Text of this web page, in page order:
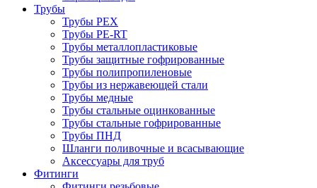
Трубы
Трубы PEX
Трубы PE-RT
Трубы металлопластиковые
Трубы защитные гофрированные
Трубы полипропиленовые
Трубы из нержавеющей стали
Трубы медные
Трубы стальные оцинкованные
Трубы стальные гофрированные
Трубы ПНД
Шланги поливочные и всасывающие
Аксессуары для труб
Фитинги